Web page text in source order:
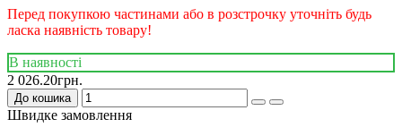
Перед покупкою частинами або в розстрочку уточніть будь
ласка наявність товару!
В наявності
2 026.20грн.
До кошика
Швидке замовлення